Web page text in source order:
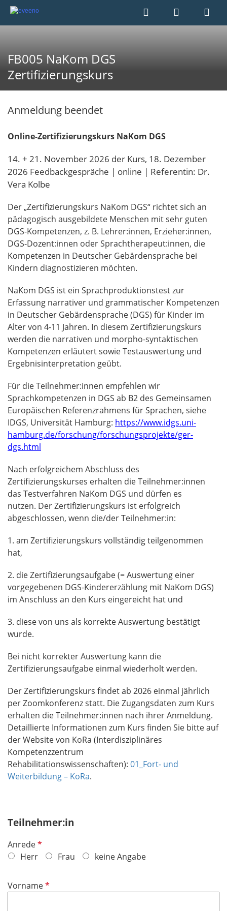
FB005 NaKom DGS
Zertifizierungskurs
Anmeldung beendet
Online-Zertifizierungskurs NaKom DGS
14. + 21. November 2026 der Kurs, 18. Dezember
2026 Feedbackgespräche | online | Referentin: Dr.
Vera Kolbe
Der „Zertifizierungskurs NaKom DGS“ richtet sich an
pädagogisch ausgebildete Menschen mit sehr guten
DGS-Kompetenzen, z. B. Lehrer:innen, Erzieher:innen,
DGS-Dozent:innen oder Sprachtherapeut:innen, die
Kompetenzen in Deutscher Gebärdensprache bei
Kindern diagnostizieren möchten.
NaKom DGS ist ein Sprachproduktionstest zur
Erfassung narrativer und grammatischer Kompetenzen
in Deutscher Gebärdensprache (DGS) für Kinder im
Alter von 4-11 Jahren. In diesem Zertifizierungskurs
werden die narrativen und morpho-syntaktischen
Kompetenzen erläutert sowie Testauswertung und
Ergebnisinterpretation geübt.
Für die Teilnehmer:innen empfehlen wir
Sprachkompetenzen in DGS ab B2 des Gemeinsamen
Europäischen Referenzrahmens für Sprachen, siehe
IDGS, Universität Hamburg: https://www.idgs.uni-
hamburg.de/forschung/forschungsprojekte/ger-
dgs.html
Nach erfolgreichem Abschluss des
Zertifizierungskurses erhalten die Teilnehmer:innen
das Testverfahren NaKom DGS und dürfen es
nutzen. Der Zertifizierungskurs ist erfolgreich
abgeschlossen, wenn die/der Teilnehmer:in:
1. am Zertifizierungskurs vollständig teilgenommen
hat,
2. die Zertifizierungsaufgabe (= Auswertung einer
vorgegebenen DGS-Kindererzählung mit NaKom DGS)
im Anschluss an den Kurs eingereicht hat und
3. diese von uns als korrekte Auswertung bestätigt
wurde.
Bei nicht korrekter Auswertung kann die
Zertifizierungsaufgabe einmal wiederholt werden.
Der Zertifizierungskurs findet ab 2026 einmal jährlich
per Zoomkonferenz statt. Die Zugangsdaten zum Kurs
erhalten die Teilnehmer:innen nach ihrer Anmeldung.
Detaillierte Informationen zum Kurs finden Sie bitte auf
der Website von KoRa (Interdisziplinäres
Kompetenzzentrum
Rehabilitationswissenschaften): 01_Fort- und
Weiterbildung – KoRa.
Teilnehmer:in
AnredeP
f
c
Herr Frau keine Angabe
VornameP